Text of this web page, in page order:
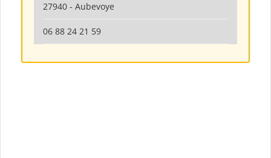
27940 - Aubevoye
06 88 24 21 59